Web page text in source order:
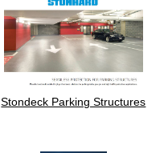
Stondeck Parking Structures